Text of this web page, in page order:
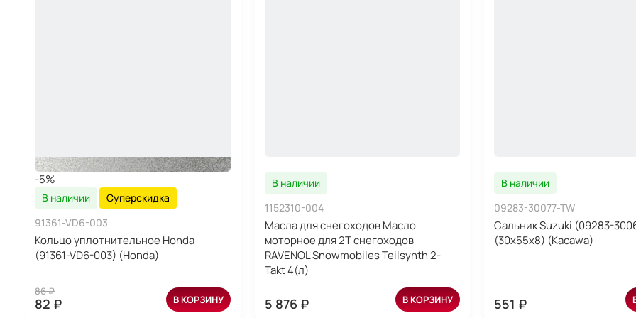
-5%
В наличии
Суперскидка
91361-VD6-003
Кольцо уплотнительное Honda
(91361-VD6-003) (Honda)
86 ₽
82 ₽ В КОРЗИНУ
В наличии
1152310-004
Масла для снегоходов Масло
моторное для 2T снегоходов
RAVENOL Snowmobiles Teilsynth 2-
Takt 4(л)
5 876 ₽ В КОРЗИНУ
В наличии
09283-30077-TW
Сальник Suzuki (09283-
(30x55x8) (Kacawa)
551 ₽